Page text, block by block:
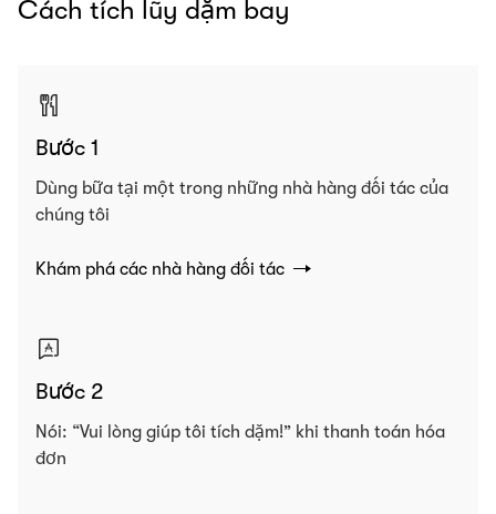
Cách tích lũy dặm bay
Bước 1
Dùng bữa tại một trong những nhà hàng đối tác của
chúng tôi
Khám phá các nhà hàng đối tác
Bước 2
Nói: “Vui lòng giúp tôi tích dặm!” khi thanh toán hóa
đơn